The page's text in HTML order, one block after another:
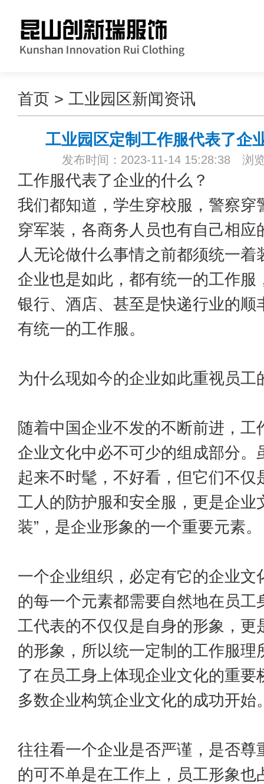
首页 > 工业园区新闻资讯
工业园区定制工作服代表了企
发布时间：2023-11-14 15:28:38 浏
工作服代表了企业的什么？
我们都知道，学生穿校服，警察穿
穿军装，各商务人员也有自己相应
人无论做什么事情之前都须统一着
企业也是如此，都有统一的工作服
银行、酒店、甚至是快递行业的顺
有统一的工作服。
为什么现如今的企业如此重视员工
随着中国企业不发的不断前进，工
企业文化中必不可少的组成部分。
起来不时髦，不好看，但它们不仅
工人的防护服和安全服，更是企业
装”，是企业形象的一个重要元素。
一个企业组织，必定有它的企业文
的每一个元素都需要自然地在员工
工代表的不仅仅是自身的形象，更
的形象，所以统一定制的工作服理
了在员工身上体现企业文化的重要
多数企业构筑企业文化的成功开始
往往看一个企业是否严谨，是否尊
的可不单是在工作上，员工形象也